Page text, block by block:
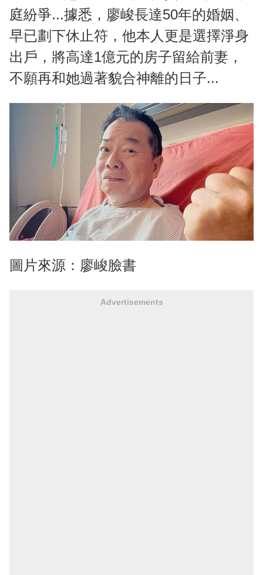
庭紛爭...據悉，廖峻長達50年的婚姻、
早已劃下休止符，他本人更是選擇淨身
出戶，將高達1億元的房子留給前妻，
不願再和她過著貌合神離的日子...
圖片來源：廖峻臉書
Advertisements